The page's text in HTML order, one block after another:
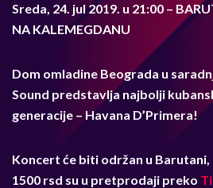
Sreda, 24. jul 2019. u 21:00 –
NA KALEMEGDANU
Dom omladine Beograda u
Sound predstavlja najbolji
generacije – Havana D’Primera!
Koncert će biti održan u Barutani,
1500 rsd su u pretprodaji preko